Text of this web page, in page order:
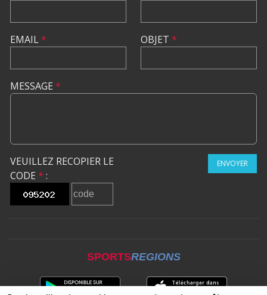
EMAIL* OBJET *
MESSAGE *
VEUILLEZ RECOPIER LE
CODE * :
ENVOYER
SPORTSREGIONS